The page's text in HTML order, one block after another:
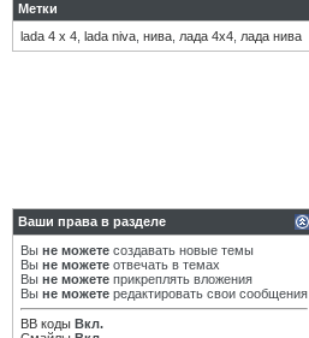
Метки
lada 4 x 4 lada niva нива лада 4х4 лада нива
Ваши права в разделе
Вы не можете создавать новые темы
Вы не можете отвечать в темах
Вы не можете прикреплять вложения
Вы не можете редактировать свои сообщения
BB коды Вкл.